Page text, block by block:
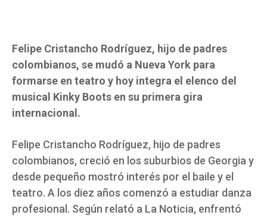
Felipe Cristancho Rodríguez, hijo de padres
colombianos, se mudó a Nueva York para
formarse en teatro y hoy integra el elenco del
musical Kinky Boots en su primera gira
internacional.
Felipe Cristancho Rodríguez, hijo de padres
colombianos, creció en los suburbios de Georgia y
desde pequeño mostró interés por el baile y el
teatro. A los diez años comenzó a estudiar danza
profesional. Según relató a La Noticia, enfrentó